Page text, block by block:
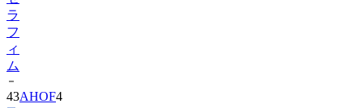
フ
ィ
ム
43
44KickFlip